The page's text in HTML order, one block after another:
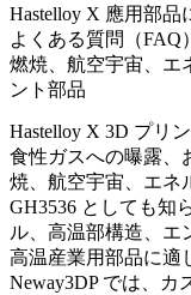
Hastelloy X 應用部品
よくある質問（FAQ）
燃焼、航空宇宙、エ
ント部品
Hastelloy X 3D プリ
食性ガスへの曝露、
焼、航空宇宙、エネ
GH3536 としても知
ル、高温部構造、エ
高温産業用部品に適
Neway3DP では、